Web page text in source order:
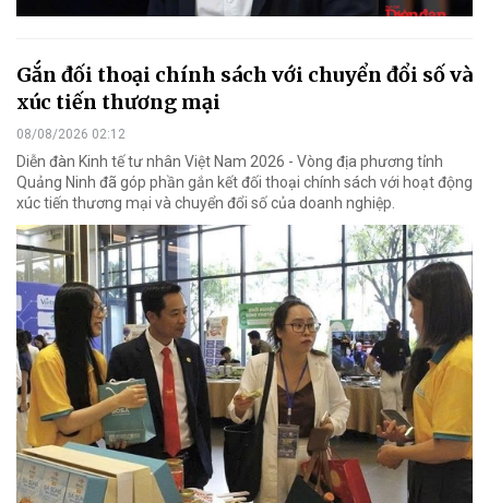
Gắn đối thoại chính sách với chuyển đổi số và
xúc tiến thương mại
08/08/2026 02:12
Diễn đàn Kinh tế tư nhân Việt Nam 2026 - Vòng địa phương tỉnh
Quảng Ninh đã góp phần gắn kết đối thoại chính sách với hoạt động
xúc tiến thương mại và chuyển đổi số của doanh nghiệp.